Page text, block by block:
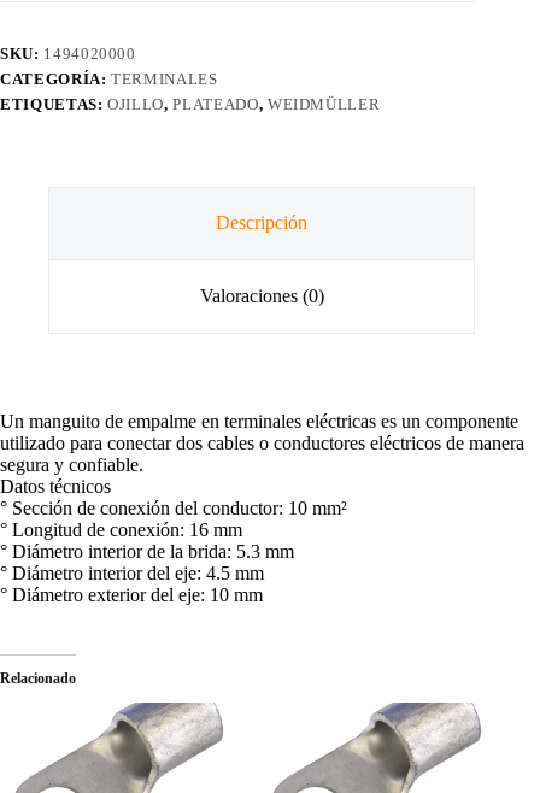
cantidad
SKU: 1494020000
CATEGORÍA:TERMINALES
ETIQUETAS:OJILLO,PLATEADO, WEIDMÜLLER
Descripción
Valoraciones (0)
Un manguito de empalme en terminales eléctricas es un componente
utilizado para conectar dos cables o conductores eléctricos de manera
segura y confiable.
Datos técnicos
° Sección de conexión del conductor: 10 mm²
° Longitud de conexión: 16 mm
° Diámetro interior de la brida: 5.3 mm
° Diámetro interior del eje: 4.5 mm
° Diámetro exterior del eje: 10 mm
Relacionado